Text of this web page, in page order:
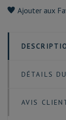
Ajouter aux
DÉTAILS
AVIS